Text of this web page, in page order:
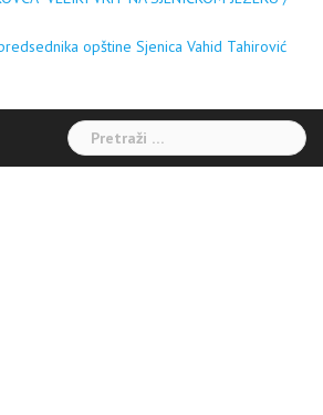
opštine Sjenica Vahid Tahirović
Pretraga: